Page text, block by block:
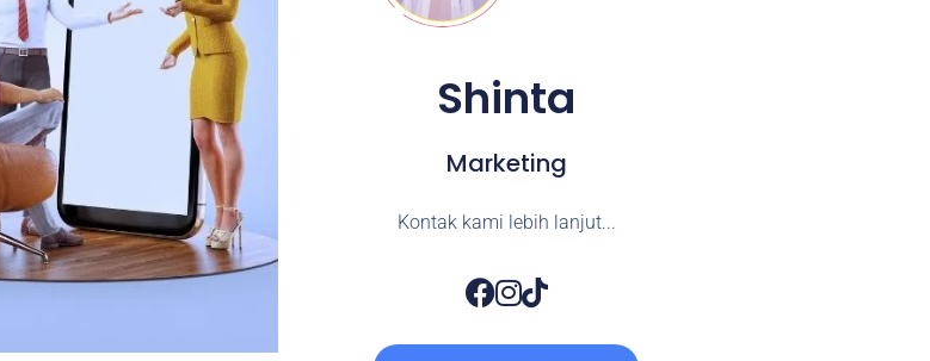
Shinta
Marketing
Kontak kami lebih lanjut...